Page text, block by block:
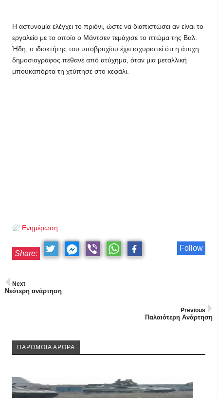
Η αστυνομία ελέγχει το πριόνι, ώστε να διαπιστώσει αν είναι το
εργαλείο με το οποίο ο Μάντσεν τεμάχισε το πτώμα της Βαλ.
Ήδη, ο ιδιοκτήτης του υποβρυχίου έχει ισχυριστεί ότι η άτυχη
δημοσιογράφος πέθανε από ατύχημα, όταν μια μεταλλική
μπουκαπόρτα τη χτύπησε στο κεφάλι.
Ενημέρωση
Follow
Share:
Next
Νεότερη ανάρτηση
Previous
Παλαιότερη Ανάρτηση
ΠΑΡΟΜΟΙΑ ΑΡΘΡΑ